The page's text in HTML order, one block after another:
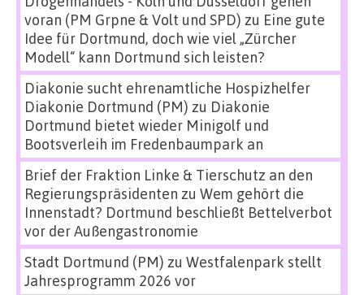
voran (PM Grpne & Volt und SPD) zu Eine gute
Idee für Dortmund, doch wie viel „Zürcher
Modell“ kann Dortmund sich leisten?
Diakonie sucht ehrenamtliche Hospizhelfer
Diakonie Dortmund (PM) zu Diakonie
Dortmund bietet wieder Minigolf und
Bootsverleih im Fredenbaumpark an
Brief der Fraktion Linke & Tierschutz an den
Regierungspräsidenten zu Wem gehört die
Innenstadt? Dortmund beschließt Bettelverbot
vor der Außengastronomie
Stadt Dortmund (PM) zu Westfalenpark stellt
Jahresprogramm 2026 vor